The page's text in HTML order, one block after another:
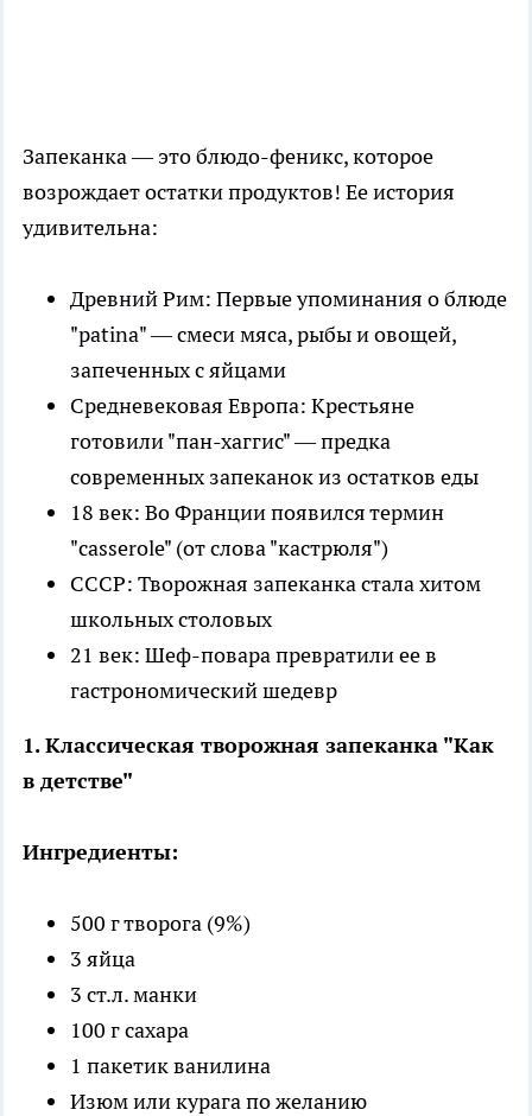
Запеканка — это блюдо-феникс, которое
возрождает остатки продуктов! Ее история
удивительна:
Древний Рим: Первые упоминания о блюде
"patina" — смеси мяса, рыбы и овощей,
запеченных с яйцами
Средневековая Европа: Крестьяне
готовили "пан-хаггис" — предка
современных запеканок из остатков еды
18 век: Во Франции появился термин
"casserole" (от слова "кастрюля")
СССР: Творожная запеканка стала хитом
школьных столовых
21 век: Шеф-повара превратили ее в
гастрономический шедевр
1. Классическая творожная запеканка "Как
в детстве"
Ингредиенты:
500 г творога (9%)
3 яйца
3 ст.л. манки
100 г сахара
1 пакетик ванилина
Изюм или курага по желанию